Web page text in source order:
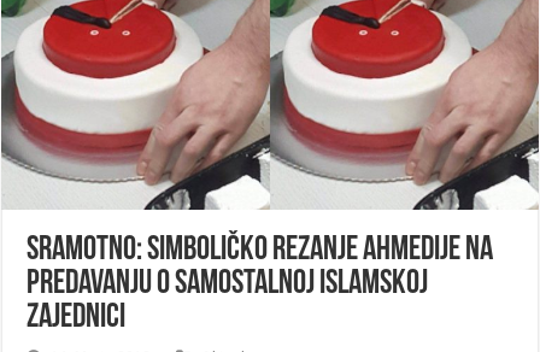
SRAMOTNO: Simboličko rezanje ahmedije na
predavanju o Samostalnoj islamskoj
zajednici